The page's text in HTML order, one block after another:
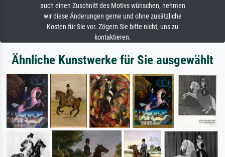
auch einen Zuschnitt des Motivs wünschen, nehmen
wir diese Änderungen gerne und ohne zusätzliche
Kosten für Sie vor. Zögern Sie bitte nicht, uns zu
kontaktieren.
Ähnliche Kunstwerke für Sie ausgewählt